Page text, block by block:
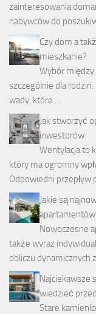
zainteresowania
nabywców do
Czy dom a
mieszkanie?
Wybór między
szczególnie dla
wady, które …
Jak stworzyć
inwestorów
Wentylacja to
który ma ogromny
Odpowiedni
Jakie są
Nowoczesne
także wyraz
obliczu
Najciekawsze
wiedzieć
Stare